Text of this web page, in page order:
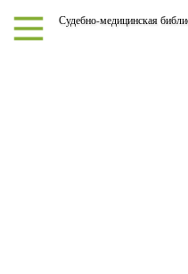
Судебно-медицинская